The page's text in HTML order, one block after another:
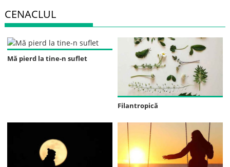
CENACLUL
Mă pierd la tine-n suflet
Filantropică